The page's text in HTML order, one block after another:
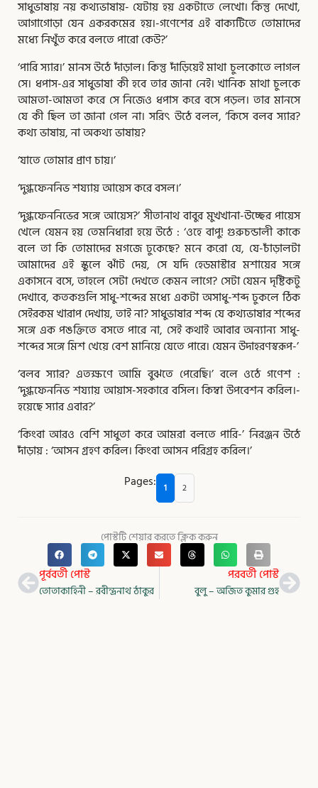
সাধুভাষায় নয় কথ্যভাষায়- যেটায় হয় একটাতে লেখো। কিন্তু দেখো,
আগাগোড়া যেন একরকমের হয়।-গণেশের এই বাক্যটিতে তোমাদের
মধ্যে নিখুঁত করে বলতে পারো কেউ?’
‘পারি স্যার।’ মানস উঠে দাঁড়াল। কিন্তু দাঁড়িয়েই মাথা চুলকোতে লাগল
সে। ধপাস-এর সাধুভাষা কী হবে তার জানা নেই। খানিক মাথা চুলকে
আমতা-আমতা করে সে নিজেও ধপাস করে বসে পড়ল। তার মানসে
যে কী ছিল তা জানা গেল না। সরিৎ উঠে বলল, ‘কিসে বলব স্যার?
কথ্য ভাষায়, না অকথ্য ভাষায়?
‘যাতে তোমার প্রাণ চায়।’
‘দুগ্ধফেননিভ শয্যায় আয়েস করে বসল।’
‘দুগ্ধফেননিভের সঙ্গে আয়েস?’ সীতানাথ বাবুর মুখখানা-উচ্ছের পায়েস
খেলে যেমন হয় তেমনিধারা হয়ে উঠে : ‘ওহে বাপু! গুরুচন্ডালী কাকে
বলে তা কি তোমাদের মগজে ঢুকেছে? মনে করো যে, যে-চাঁড়ালটা
আমাদের এই স্কুলে ঝাঁট দেয়, সে যদি হেডমাস্টার মশায়ের সঙ্গে
একাসনে বসে, তাহলে সেটা দেখতে কেমন লাগে? সেটা যেমন দৃষ্টিকটু
দেখাবে, কতকগুলি সাধু-শব্দের মধ্যে একটা অসাধু-শব্দ ঢুকলে ঠিক
সেইরকম খারাপ দেখায়, তাই না? সাধুভাষার শব্দ যে কথ্যভাষার শব্দের
সঙ্গে এক পঙক্তিতে বসতে পারে না, সেই কথাই আবার অন্যান্য সাধু-
শব্দের সঙ্গে মিশ খেয়ে বেশ মানিয়ে যেতে পারে। যেমন উদাহরণস্বরূপ-’
‘বলব স্যার? এতক্ষণে আমি বুঝতে পেরেছি।’ বলে ওঠে গণেশ :
‘দুগ্ধফেননিভ শয্যায় আয়াস-সহকারে বসিল। কিম্বা উপবেশন করিল।-
হয়েছে স্যার এবার?’
‘কিংবা আরও বেশি সাধুতা করে আমরা বলতে পারি-’ নিরঞ্জন উঠে
দাঁড়ায় : ‘আসন গ্রহণ করিল। কিংবা আসন পরিগ্রহ করিল।’
Pages:
1 2
পোস্টটি শেয়ার করতে ক্লিক করুন
Prevপূর্ববর্তী পোস্ট
তোতাকাহিনী – রবীন্দ্রনাথ ঠাকুর
পরবর্তী পোস্ট
বুলু – অজিত কুমার গুহ